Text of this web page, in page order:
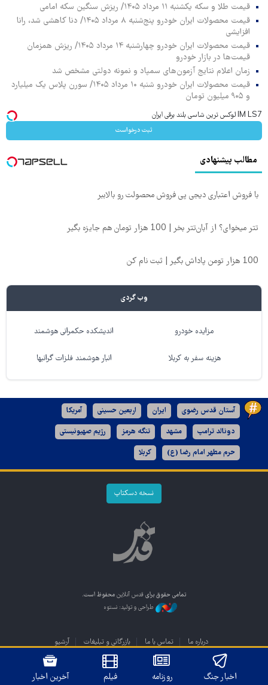
قیمت طلا و سکه یکشنبه ۱۱ مرداد ۱۴۰۵/ ریزش سنگین سکه امامی
قیمت محصولات ایران خودرو پنج‌شنبه ۸ مرداد ۱۴۰۵/ دنا کاهشی شد، رانا
افزایشی
قیمت محصولات ایران خودرو چهارشنبه ۱۴ مرداد ۱۴۰۵/ ریزش همزمان
قیمت‌ها در بازار خودرو
زمان اعلام نتایج آزمون‌های سمپاد و نمونه دولتی مشخص شد
قیمت محصولات ایران خودرو شنبه ۱۰ مرداد ۱۴۰۵/ سورن پلاس یک میلیارد
و ۹۰۵ میلیون تومان
IM LS7 لوکس ترین شاسی بلند برقی ایران
ثبت درخواست
مطالب پیشنهادی
با فروش اعتباری دیجی پی فروش محصولت رو بالاببر
تتر میخوای؟ از آبان‌تتر بخر | 100 هزار تومان هم جایزه بگیر
100 هزار تومن پاداش بگیر | ثبت نام کن
وب گردی
مزایده خودرو اندیشکده حکمرانی هوشمند
هزینه سفر به کربلا انبار هوشمند فلزات گرانبها
آستان قدس رضوی ایران اربعین حسینی آمریکا
دونالد ترامپ مشهد تنگه هرمز رژیم صهیونیستی
حرم مطهر امام رضا (ع) کربلا
نسخه دسکتاپ
تمامی حقوق برای قدس آنلاین محفوظ است.
طراحی و تولید: نستوه
درباره ما تماس با ما بازرگانی و تبلیغات آرشیو
اخبار جنگ روزنامه فیلم آخرین اخبار